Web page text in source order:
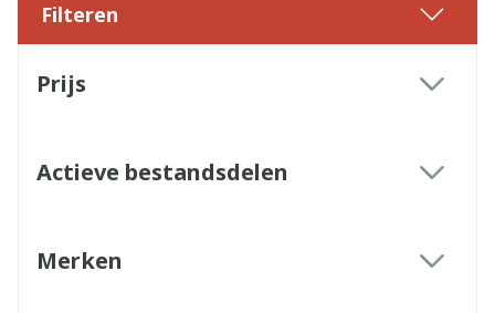
Filteren
Prijs
Actieve bestandsdelen
Merken